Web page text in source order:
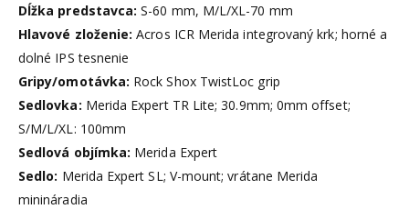
Dĺžka predstavca:S-60 mm, M/L/XL-70 mm
Hlavové zloženie:Acros ICR Merida integrovaný krk; horné a
dolné IPS tesnenie
Gripy/omotávka: Rock Shox TwistLoc grip
Sedlovka: Merida Expert TR Lite; 30.9mm; 0mm offset;
S/M/L/XL: 100mm
Sedlová objímka: Merida Expert
Sedlo: Merida Expert SL; V-mount; vrátane Merida
minináradia